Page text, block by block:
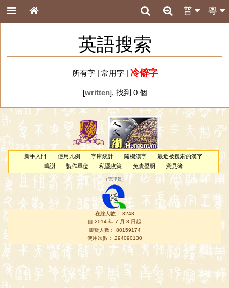
粵
普
英語搜索
所有字| 常用字| 冷僻字
[written], 找到 0 個
新手入門 使用凡例 字庫統計 隨機漢字
最近被搜索的漢字
鳴謝
製作單位 私隱政策 免責聲明 意見簿
（管理員 ）
在線人數： 3243
自 2014 年 7 月 8 日起
瀏覽人數： 80159174
使用次數： 294090130